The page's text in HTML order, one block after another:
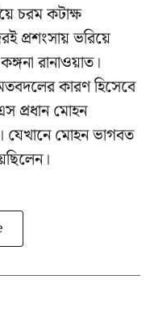
চরম কটাক্ষ
প্রশংসায় ভরিয়ে
রানাওয়াত।
কারণ হিসেবে
প্রধান মোহন
যেখানে মোহন ভাগবত